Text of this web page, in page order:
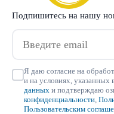
Подпишитесь на нашу
Я даю согласие на
и на условиях, указанных
данных и подтверждаю
конфиденциальности
Пользовательским